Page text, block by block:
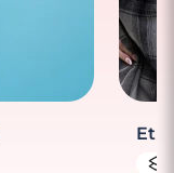
Et